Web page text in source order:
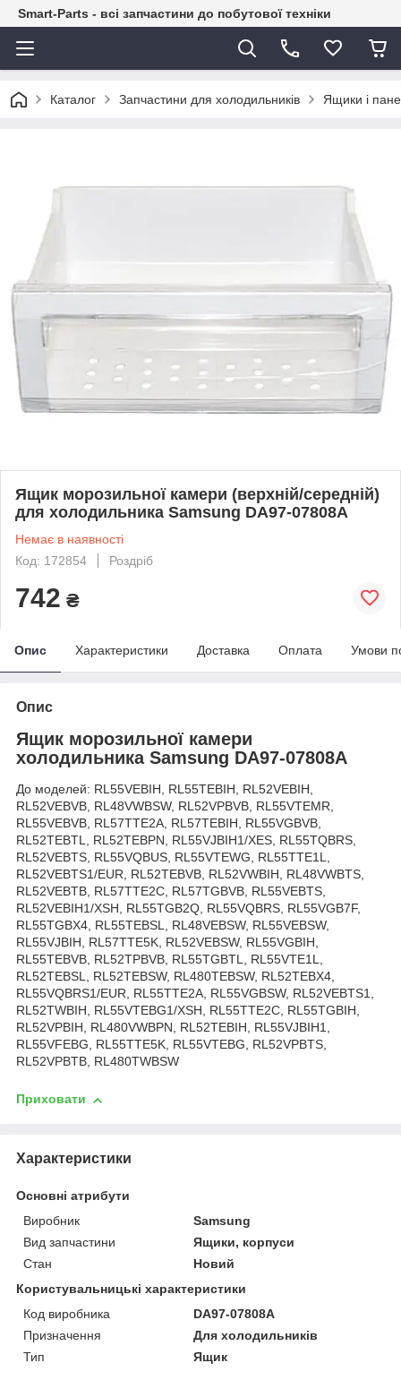
Smart-Parts - всі запчастини до побутової техніки
Каталог Запчастини для холодильників Ящики і
Ящик морозильної камери (верхній/середній)
для холодильника Samsung DA97-07808A
Немає в наявності
Код: 172854
Роздріб
742 ₴
Опис Характеристики Доставка Оплата Умови
Опис
Ящик морозильної камери
холодильника Samsung DA97-07808A
До моделей: RL55VEBIH, RL55TEBIH, RL52VEBIH,
RL52VEBVB, RL48VWBSW, RL52VPBVB, RL55VTEMR,
RL55VEBVB, RL57TTE2A, RL57TEBIH, RL55VGBVB,
RL52TEBTL, RL52TEBPN, RL55VJBIH1/XES, RL55TQBRS,
RL52VEBTS, RL55VQBUS, RL55VTEWG, RL55TTE1L,
RL52VEBTS1/EUR, RL52TEBVB, RL52VWBIH, RL48VWBTS,
RL52VEBTB, RL57TTE2C, RL57TGBVB, RL55VEBTS,
RL52VEBIH1/XSH, RL55TGB2Q, RL55VQBRS, RL55VGB7F,
RL55TGBX4, RL55TEBSL, RL48VEBSW, RL55VEBSW,
RL55VJBIH, RL57TTE5K, RL52VEBSW, RL55VGBIH,
RL55TEBVB, RL52TPBVB, RL55TGBTL, RL55VTE1L,
RL52TEBSL, RL52TEBSW, RL480TEBSW, RL52TEBX4,
RL55VQBRS1/EUR, RL55TTE2A, RL55VGBSW, RL52VEBTS1,
RL52TWBIH, RL55VTEBG1/XSH, RL55TTE2C, RL55TGBIH,
RL52VPBIH, RL480VWBPN, RL52TEBIH, RL55VJBIH1,
RL55VFEBG, RL55TTE5K, RL55VTEBG, RL52VPBTS,
RL52VPBTB, RL480TWBSW
Приховати
Характеристики
Основні атрибути
Виробник
Samsung
Вид запчастини
Ящики, корпуси
Стан
Новий
Користувальницькі характеристики
Код виробника
DA97-07808A
Призначення
Для холодильників
Тип
Ящик